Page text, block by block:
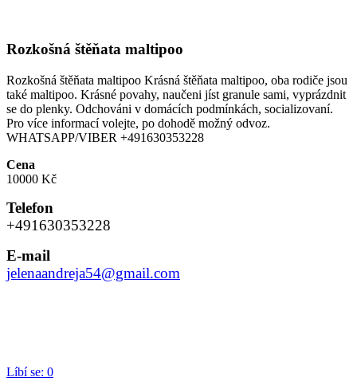
Rozkošná štěňata maltipoo
Rozkošná štěňata maltipoo Krásná štěňata maltipoo, oba rodiče jsou
také maltipoo. Krásné povahy, naučeni jíst granule sami, vyprázdnit
se do plenky. Odchováni v domácích podmínkách, socializovaní.
Pro více informací volejte, po dohodě možný odvoz.
WHATSAPP/VIBER +491630353228
Cena
10000 Kč
Telefon
+491630353228
E-mail
jelenaandreja54@gmail.com
Líbí se: 0